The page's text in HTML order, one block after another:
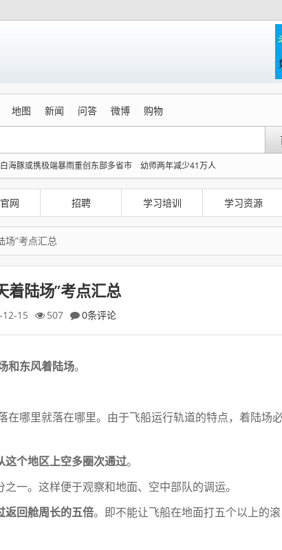
地图 新闻 问答 微博 购物
白海豚或携极端暴雨重创东部多省市
幼师两年减少41万人
Kimi K3也失控了 费大厨“塌房”了吗
19.9元门票引爆76亿消费
搬家报价570元 要5060元才肯上楼 公务员医生休假了 窗口谁来值班
网 招聘 学习培训 学习资源
场”考点汇总
着陆场”考点汇总
15 507 0条评论
和东风着陆场。
在哪里就落在哪里。由于飞船运行轨道的特点，着陆场
这个地区上空多圈次通过。
之一。这样便于观察和地面、空中部队的调运。
返回舱周长的五倍。即不能让飞船在地面打五个以上的滚